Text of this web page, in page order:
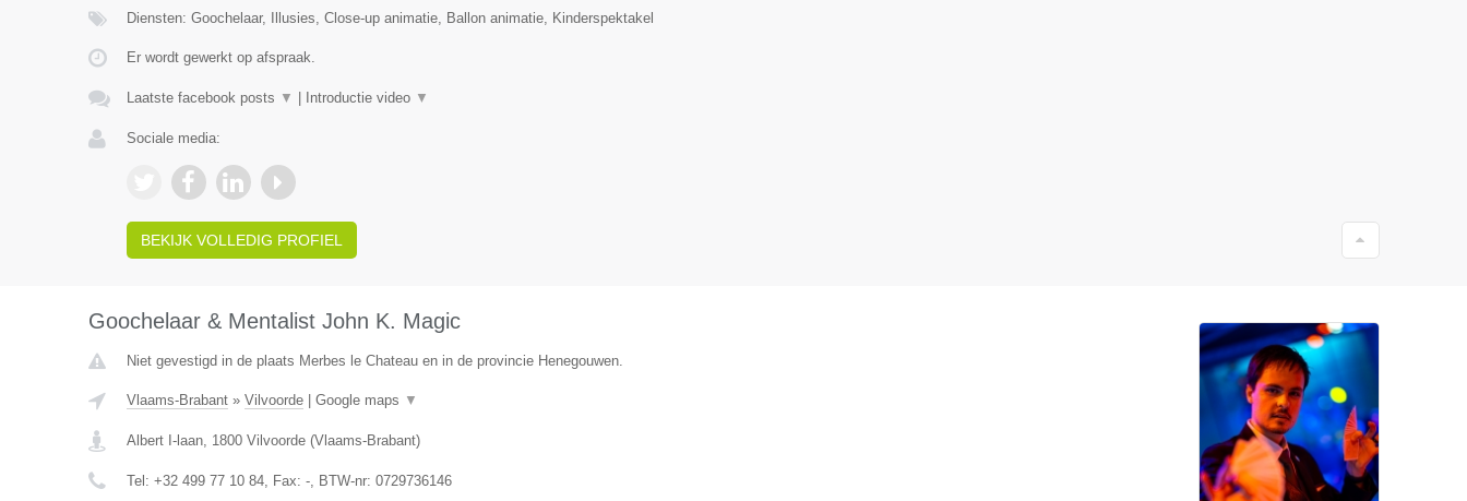
Diensten: Goochelaar, Illusies, Close-up animatie, Ballon animatie, Kinderspektakel
Er wordt gewerkt op afspraak.
Laatste facebook posts ▼ Introductie video ▼
Sociale media:
BEKIJK VOLLEDIG PROFIEL
Goochelaar & Mentalist John K. Magic
Niet gevestigd in de plaats Merbes le Chateau en in de provincie Henegouwen.
Vlaams-Brabant» Vilvoorde| Google maps ▼
Albert I-laan, 1800 Vilvoorde(Vlaams-Brabant)
Tel: +32 499 77 10 84, Fax: -, BTW-nr: 0729736146